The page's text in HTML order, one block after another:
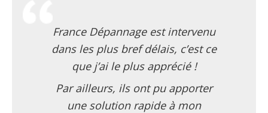
France Dépannage est intervenu
dans les plus bref délais, c’est ce
que j’ai le plus apprécié !
Par ailleurs, ils ont pu apporter
une solution rapide à mon